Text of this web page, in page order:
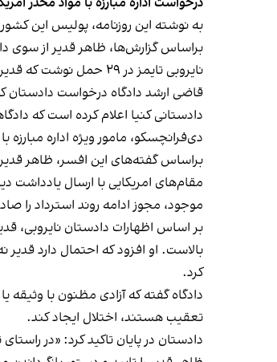
به نوشته این روزنامه، پولیس این کشور
براساس گزارش‌ها، ظاهر قدیر از سوی
نایروبی تایمز در ۲۹
قاضی ارشد دادگاه درخواست دادستان
دی‌فرانچسکو، مامور ویژه اداره
براساس گفته‌های این افسر، ظاهر
موجود، مجوز ادامه روند استرداد را
بالاست. او افزود که احتمال دارد
کرد.
دادگاه گفته که آزادی مظنون با
تعقیب هستند، اختلال ایجاد کند.
دادستان در پایان تاکید کرد: «در